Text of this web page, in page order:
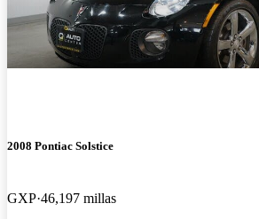
2008 Pontiac Solstice
GXP 46,197 millas